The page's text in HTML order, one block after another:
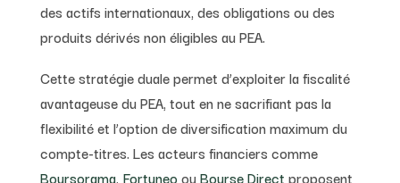
des actifs internationaux, des obligations ou des
produits dérivés non éligibles au PEA.
Cette stratégie duale permet d’exploiter la fiscalité
avantageuse du PEA, tout en ne sacrifiant pas la
flexibilité et l’option de diversification maximum du
compte-titres. Les acteurs financiers comme
Boursorama, Fortuneo ou Bourse Direct proposent